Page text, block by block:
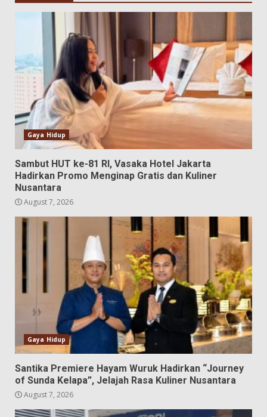
Gaya Hidup
Sambut HUT ke-81 RI, Vasaka Hotel Jakarta
Hadirkan Promo Menginap Gratis dan Kuliner
Nusantara
August 7, 2026
Gaya Hidup
Santika Premiere Hayam Wuruk Hadirkan “Journey
of Sunda Kelapa”, Jelajah Rasa Kuliner Nusantara
August 7, 2026